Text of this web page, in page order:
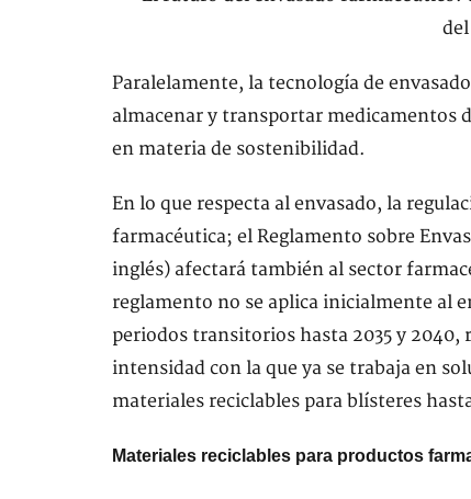
Paralelamente, la tecnología de
almacenar y transportar medicamentos
en materia de sostenibilidad.
En lo que respecta al envasado, la
farmacéutica; el Reglamento sobre
inglés) afectará también al sector
reglamento no se aplica inicialmente al
periodos transitorios hasta 2035 y
intensidad con la que ya se trabaja en
materiales reciclables para blísteres
Materiales reciclables para productos